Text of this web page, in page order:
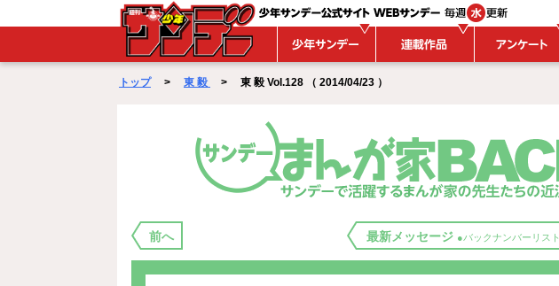
WEBサンデー
トップ> 東 毅 > 東 毅 Vol.128 （ 2014/04/23 ）
前へ 最新メッセージ ●バックナンバーリスト